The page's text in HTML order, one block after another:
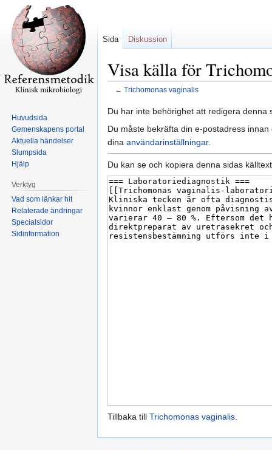
Visa källa för
← Trichomonas vaginalis
Hoppa
till
navigering
Hoppa
till
sök
Du har inte behörighet att redigera denna
Du måste bekräfta din e-postadress
dina användarinställningar.
Du kan se och kopiera denna sidas
Tillbaka till Trichomonas vaginalis.
Sida Diskussion
Huvudsida
Gemenskapens portal
Aktuella händelser
Slumpsida
Hjälp
Verktyg
Vad som länkar hit
Relaterade ändringar
Specialsidor
Sidinformation